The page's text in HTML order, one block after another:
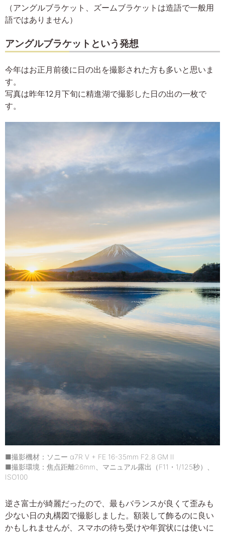
（アングルブラケット、ズームブラケットは造語で一般用
語ではありません）
アングルブラケットという発想
今年はお正月前後に日の出を撮影された方も多いと思いま
す。
写真は昨年12月下旬に精進湖で撮影した日の出の一枚で
す。
■撮影機材：ソニー α7R V + FE 16-35mm F2.8 GM II
■撮影環境：焦点距離26mm、マニュアル露出（F11・1/125秒）、
ISO100
逆さ富士が綺麗だったので、最もバランスが良くて歪みも
少ない日の丸構図で撮影しました。額装して飾るのに良い
かもしれませんが、スマホの待ち受けや年賀状には使いに